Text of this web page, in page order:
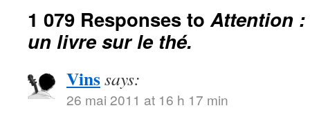
1 079 Responses toAttention :
un livre sur le thé.
Vinssays:
26 mai 2011 at 16 h 17 min